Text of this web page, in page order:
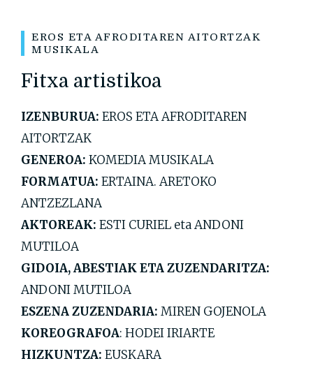
EROS ETA AFRODITAREN AITORTZAK
MUSIKALA
Fitxa artistikoa
IZENBURUA: EROS ETA AFRODITAREN
AITORTZAK
GENEROA: KOMEDIA MUSIKALA
FORMATUA: ERTAINA. ARETOKO
ANTZEZLANA
AKTOREAK: ESTI CURIEL eta ANDONI
MUTILOA
GIDOIA, ABESTIAK ETA ZUZENDARITZA:
ANDONI MUTILOA
ESZENA ZUZENDARIA: MIREN GOJENOLA
KOREOGRAFOA: HODEI IRIARTE
HIZKUNTZA: EUSKARA